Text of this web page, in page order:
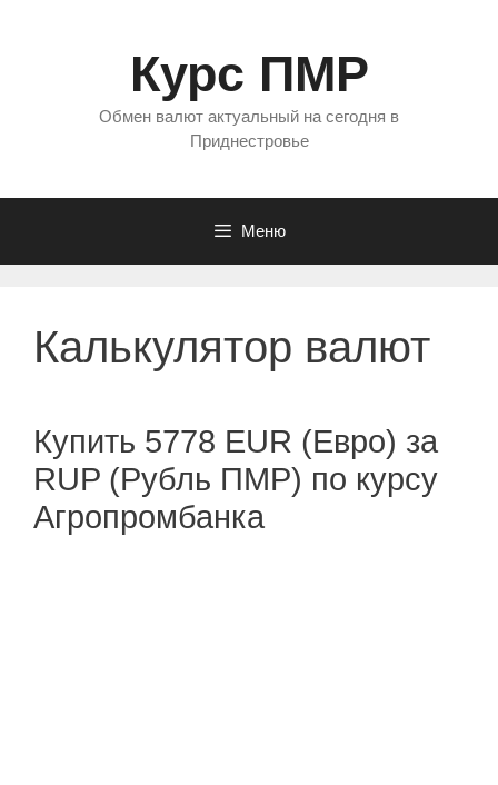
Курс ПМР
Обмен валют актуальный на сегодня в
Приднестровье
Меню
Калькулятор валют
Купить 5778 EUR (Евро) за
RUP (Рубль ПМР) по курсу
Агропромбанка